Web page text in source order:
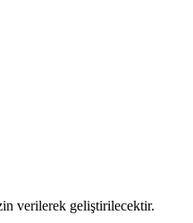
verilerek geliştirilecektir.